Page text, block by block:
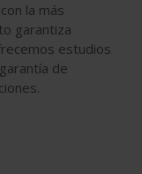
la más
garantiza
estudios
de